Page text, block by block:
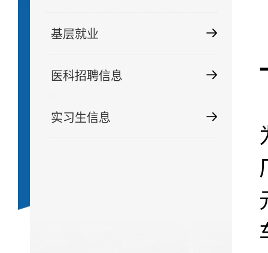
基层就业
医科招聘信息
实习生信息